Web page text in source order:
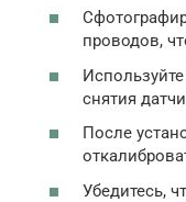
проводов,
снятия
После
Убедитесь,